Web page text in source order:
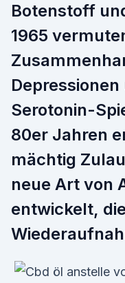
Botenstoff
1965
Serotonin-
80er Jahren
mächtig
neue Art von
entwickelt,